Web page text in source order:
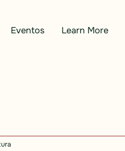
Eventos Learn More